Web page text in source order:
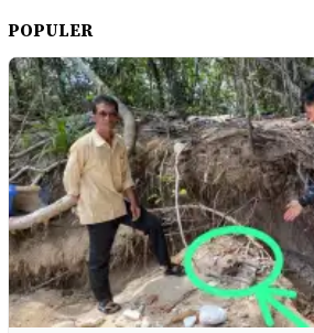
POPULER